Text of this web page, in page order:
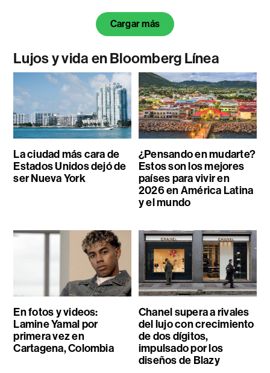
Cargar más
Lujos y vida en Bloomberg Línea
La ciudad más cara de
Estados Unidos dejó de
ser Nueva York
¿Pensando en mudarte?
Estos son los mejores
países para vivir en
2026 en América Latina
y el mundo
En fotos y videos:
Lamine Yamal por
primera vez en
Cartagena, Colombia
Chanel supera a rivales
del lujo con crecimiento
de dos dígitos,
impulsado por los
diseños de Blazy